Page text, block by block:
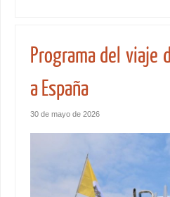
Programa del viaje
a España
30 de mayo de 2026